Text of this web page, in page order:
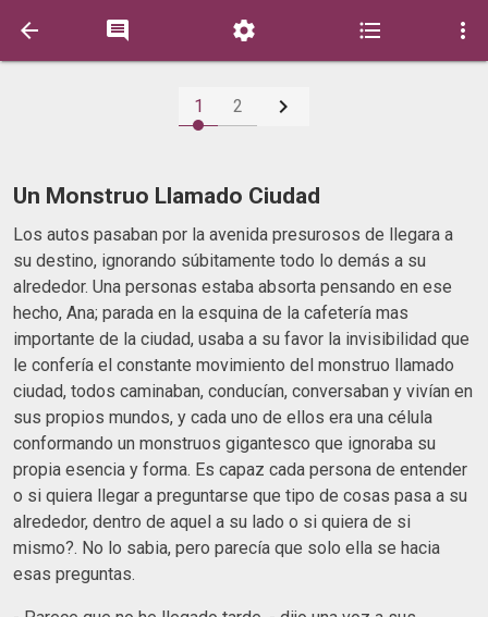
    
1 2 
Un Monstruo Llamado Ciudad
Los autos pasaban por la avenida presurosos de llegara a
su destino, ignorando súbitamente todo lo demás a su
alrededor. Una personas estaba absorta pensando en ese
hecho, Ana; parada en la esquina de la cafetería mas
importante de la ciudad, usaba a su favor la invisibilidad que
le confería el constante movimiento del monstruo llamado
ciudad, todos caminaban, conducían, conversaban y vivían en
sus propios mundos, y cada uno de ellos era una célula
conformando un monstruos gigantesco que ignoraba su
propia esencia y forma. Es capaz cada persona de entender
o si quiera llegar a preguntarse que tipo de cosas pasa a su
alrededor, dentro de aquel a su lado o si quiera de si
mismo?. No lo sabia, pero parecía que solo ella se hacia
esas preguntas.